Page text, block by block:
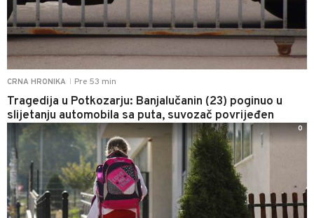
CRNA HRONIKA Pre 53 min
Tragedija u Potkozarju: Banjalučanin (23) poginuo u
slijetanju automobila sa puta, suvozač povrijeđen
0